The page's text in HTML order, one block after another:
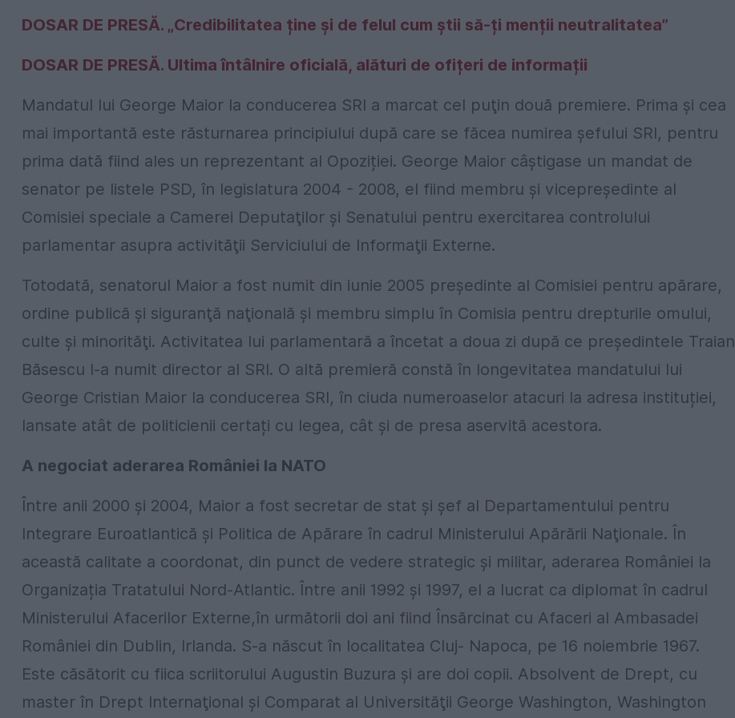
DOSAR DE PRESĂ. „Credibilitatea ține și de felul cum știi să-ți menții neutralitatea”
DOSAR DE PRESĂ. Ultima întâlnire oficială, alături de ofițeri de informații
Mandatul lui George Maior la conducerea SRI a marcat cel puţin două premiere. Prima și cea
mai importantă este răsturnarea principiului după care se făcea numirea șefului SRI, pentru
prima dată fiind ales un reprezentant al Opoziției. George Maior câştigase un mandat de
senator pe listele PSD, în legislatura 2004 - 2008, el fiind membru şi vicepreşedinte al
Comisiei speciale a Camerei Deputaţilor şi Senatului pentru exercitarea controlului
parlamentar asupra activităţii Serviciului de Informaţii Externe.
Totodată, senatorul Maior a fost numit din iunie 2005 preşedinte al Comisiei pentru apărare,
ordine publică şi siguranţă naţională şi membru simplu în Comisia pentru drepturile omului,
culte şi minorităţi. Activitatea lui parlamentară a încetat a doua zi după ce preşedintele Traian
Băsescu l-a numit director al SRI. O altă premieră constă în longevitatea mandatului lui
George Cristian Maior la conducerea SRI, în ciuda numeroaselor atacuri la adresa instituției,
lansate atât de politicienii certați cu legea, cât și de presa aservită acestora.
A negociat aderarea României la NATO
Între anii 2000 şi 2004, Maior a fost secretar de stat şi şef al Departamentului pentru
Integrare Euroatlantică şi Politica de Apărare în cadrul Ministerului Apărării Naţionale. În
această calitate a coordonat, din punct de vedere strategic și militar, aderarea României la
Organizația Tratatului Nord-Atlantic. Între anii 1992 şi 1997, el a lucrat ca diplomat în cadrul
Ministerului Afacerilor Externe,în următorii doi ani fiind Însărcinat cu Afaceri al Ambasadei
României din Dublin, Irlanda. S-a născut în localitatea Cluj- Napoca, pe 16 noiembrie 1967.
Este căsătorit cu fiica scriitorului Augustin Buzura şi are doi copii. Absolvent de Drept, cu
master în Drept Internaţional şi Comparat al Universităţii George Washington, Washington